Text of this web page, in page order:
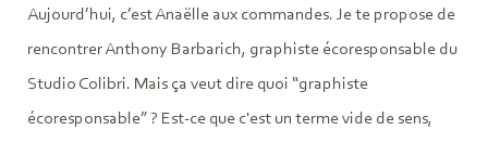
Aujourd’hui, c’est Anaëlle aux commandes. Je te propose de
rencontrer Anthony Barbarich, graphiste écoresponsable du
Studio Colibri. Mais ça veut dire quoi “graphiste
écoresponsable” ? Est-ce que c'est un terme vide de sens,